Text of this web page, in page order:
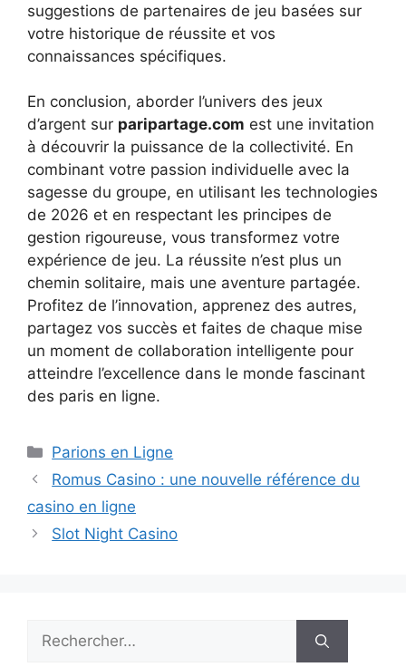
suggestions de partenaires de jeu basées sur
votre historique de réussite et vos
connaissances spécifiques.
En conclusion, aborder l’univers des jeux
d’argent sur paripartage.com est une invitation
à découvrir la puissance de la collectivité. En
combinant votre passion individuelle avec la
sagesse du groupe, en utilisant les technologies
de 2026 et en respectant les principes de
gestion rigoureuse, vous transformez votre
expérience de jeu. La réussite n’est plus un
chemin solitaire, mais une aventure partagée.
Profitez de l’innovation, apprenez des autres,
partagez vos succès et faites de chaque mise
un moment de collaboration intelligente pour
atteindre l’excellence dans le monde fascinant
des paris en ligne.
Catégories
Parions en Ligne
Romus Casino : une nouvelle référence du
casino en ligne
Slot Night Casino
Rechercher :